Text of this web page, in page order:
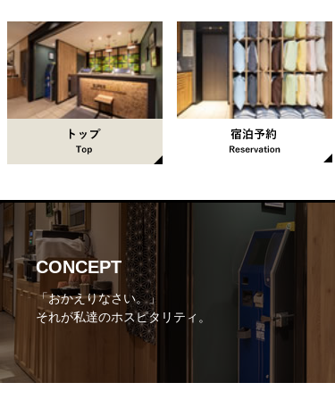
CONCEPT
「おかえりなさい。」
それが私達のホスピタリティ。